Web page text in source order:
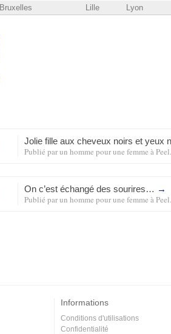
Bruxelles Lille Lyon
Jolie fille aux cheveux noirs et yeux
Publié parun homme pour une femme àPeel.
On c’est échangé des sourires… →
Publié parun homme pour une femme àPeel.
Informations
Conditions d'utilisations
Confidentialité